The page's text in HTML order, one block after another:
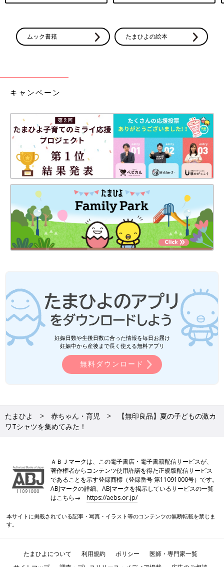
ムック書籍 たまひよの絵本
キャンペーン
妊娠日数や生後日数に合った情報を毎日お届け
妊娠中から産後まで長く使える無料アプリ
無料ダウンロード
たまひよ 赤ちゃん・育児
【無印良品】夏の子どもの激カ
ワTシャツを集めてみた！
ＡＢＪマークは、この電子書店・電子書籍配信サービスが、
著作権者からコンテンツ使用許諾を得た正規版配信サービス
であることを示す登録商標（登録番号 第11091000号）です。
ABJマークの詳細、ABJマークを掲示しているサービスの一覧
はこちら→https://aebs.or.jp/
本サイトに掲載されている記事・写真・イラスト等のコンテンツの無断転載を禁じま
す。
たまひよについて 利用規約 ポリシー
医師・専門家一覧